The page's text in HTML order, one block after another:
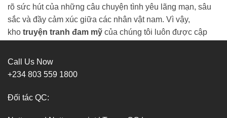
rõ sức hút của những câu chuyện tình yêu lãng mạn, sâu
sắc và đầy cảm xúc giữa các nhân vật nam. Vì vậy,
kho truyện tranh đam mỹ của chúng tôi luôn được cập
truyện ngọt ngào, hài hước đến những câu chuyện kịch
tính, ngược tâm lấy đi nước mắt của độc giả. Mỗi bộ truyện
hình ảnh, đảm bảo mang lại trải nghiệm đọc tuyệt vời nhất.
Call Us Now
+234 803 559 1800
Đối tác QC: